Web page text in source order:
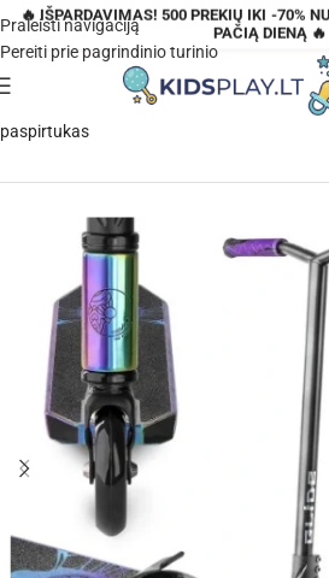
Praleisti navigaciją
Pereiti prie pagrindinio turinio
🔥 IŠPARDAVIMAS! 500 PREKIŲ IKI -70%
PAČIĄ DIENĄ 🔥
Parduotuvė
MOVINO GLIDE
paspirtukas